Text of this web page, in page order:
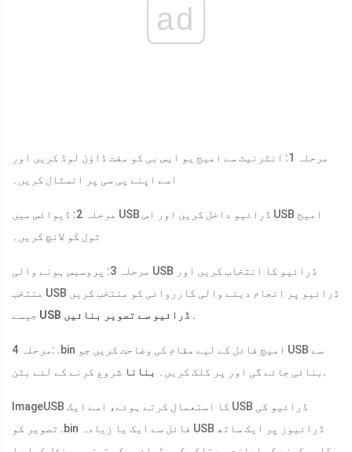
ad
مرحلہ 1: انٹرنیٹ سے امیج یو ایس بی کو مفت ڈاؤن لوڈ کریں اور
اسے اپنے پی سی پر انسٹال کریں۔
مرحلہ 2: ڈیوائس میں USB ڈرائیو داخل کریں اور اس USB امیج
ٹول کو لانچ کریں۔
مرحلہ 3: پروسیس ہونے والی USB ڈرائیو کا انتخاب کریں اور
منتخب USB ڈرائیو پر انجام دینے والی کارروائی کو منتخب کریں
USB ڈرائیو سے تصویر بنائیں .
مرحلہ 4: .bin امیج فائل کے لیے مقام کی وضاحت کریں جو USB سے
بنائی جائے گی اور پر کلک کریں۔
بنانا شروع کرنے کے لئے بٹن.
ImageUSB کا استعمال کرتے ہوئے، اسے ایک USB ڈرائیو کی
تصویر کو .bin فائل سے ایک یا زیادہ USB ڈرائیوز پر ایک ساتھ